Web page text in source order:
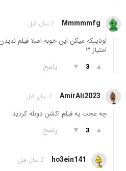
Mmmmmfg 2 سال قبل
اوناییکه میگن این خوبه اصلا فیلم
امتیاز ۳
▲
3
▼ پاسخ
AmirAli2023 2 سال قبل
چه عجب یه فیلم اکشن دوبله کردید
▲
3
▼ پاسخ
ho3ein141 2 سال قبل